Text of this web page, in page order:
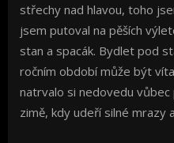
střechy nad hlavou, toho
jsem putoval na pěších
stan a spacák. Bydlet pod
ročním období může být
natrvalo si nedovedu
zimě, kdy udeří silné mrazy